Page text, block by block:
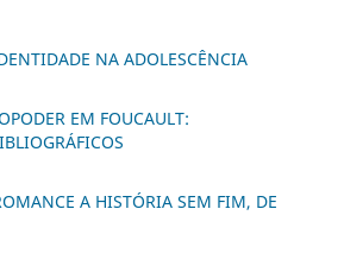
NA ADOLESCÊNCIA
EM FOUCAULT:
A HISTÓRIA SEM FIM, DE